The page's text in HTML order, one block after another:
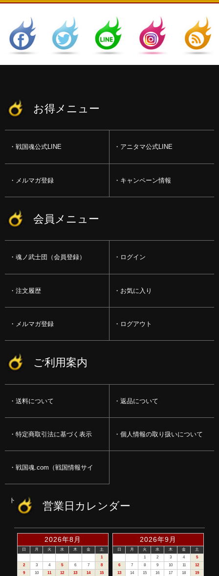
お得メニュー
戦国魂公式LINE アニタマ公式LINE
メルマガ登録 キャンペーン情報
会員メニュー
魂ノ武士団（会員登録） ログイン
注文履歴 お気に入り
メルマガ登録 ログアウト
ご利用案内
送料について 返品について
特定商取引法に基づく表示 個人情報の取り扱いについて
戦国魂.com（戦国情報サイ
ト） 営業日カレンダー
2026年8月
日 月 火 水 木 金
土
1
2
3 4 5 6 7
8
9
10 11 12 13 14 15
2026年9月
日 月 火 水 木 金
土
1
2 3 4
5
6
7 8 9 10 11
12
13
14 15 16 17 18 19